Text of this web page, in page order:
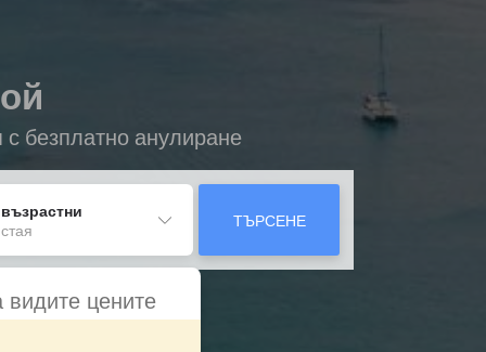
безплатно анулиране
ТЪРСЕНЕ
цените